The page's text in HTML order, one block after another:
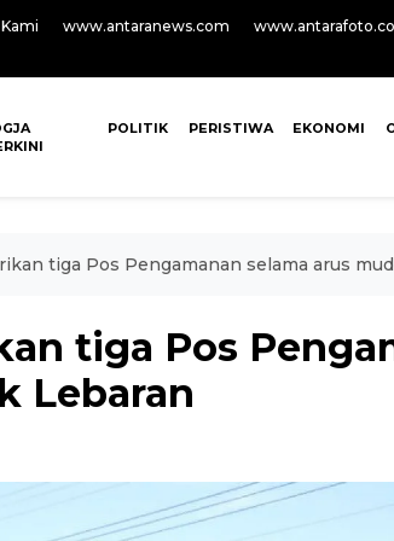
www.antaranews.com
POLITIK PERISTIWA EKONOMI
tiga Pos Pengamanan selama arus
tiga Pos
Lebaran